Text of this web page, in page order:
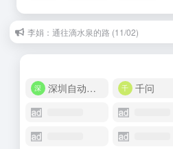
李娟：通往滴水泉的路 (11/02)
深圳自动化商城
千问